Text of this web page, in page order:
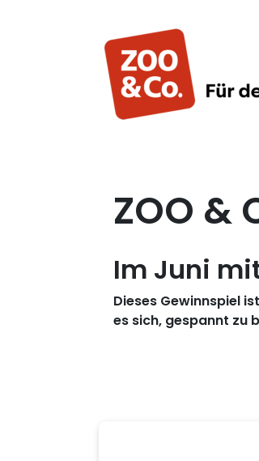
ZOO &
Im Juni
Dieses Gewinnspiel
es sich, gespannt zu